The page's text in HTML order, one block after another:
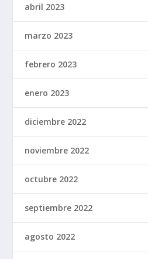
abril 2023
marzo 2023
febrero 2023
enero 2023
diciembre 2022
noviembre 2022
octubre 2022
septiembre 2022
agosto 2022